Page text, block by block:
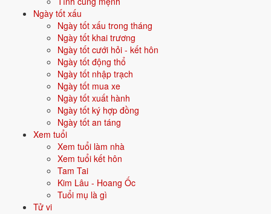
Ngày tốt xấu
Ngày tốt xấu trong tháng
Ngày tốt khai trương
Ngày tốt cưới hỏi - kết hôn
Ngày tốt động thổ
Ngày tốt nhập trạch
Ngày tốt mua xe
Ngày tốt xuất hành
Ngày tốt ký hợp đồng
Ngày tốt an táng
Xem tuổi
Xem tuổi làm nhà
Xem tuổi kết hôn
Tam Tai
Kim Lâu - Hoang Ốc
Tuổi mụ là gì
Tử vi
hoà với Thái Tuế.
Năm tương đối ổn định - không có biến động lớn về vận khí.
Năm 2026 người sinh năm 1992 nên tập trung gì?
34 (Trưởng thành), người sinh năm 1992 nên ưu tiên các
Tình duyên - kết hôn
Mua nhà - mua xe
Đặt tên cho người sinh năm 1992 mệnh Kim
Khi đặt tên cho người sinh năm
bộ chữ Hán thuộc hành bản mệnh hoặc hành tương sinh; tránh bộ chữ